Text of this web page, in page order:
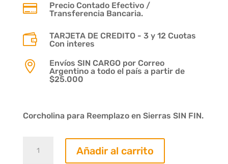

Precio Contado Efectivo /
Transferencia Bancaria.

TARJETA DE CREDITO - 3 y 12 Cuotas
Con interes

Envíos SIN CARGO por Correo
Argentino a todo el país a partir de
$25.000
Corcholina para Reemplazo en Sierras SIN FIN.
Ancho:
Añadir al carrito